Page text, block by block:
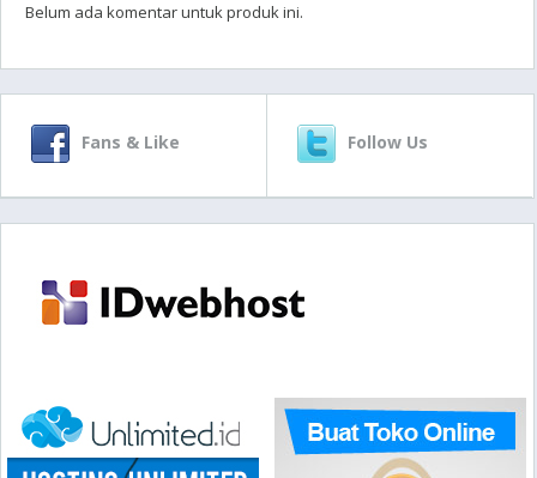
Belum ada komentar untuk produk ini.
Fans & Like Follow Us